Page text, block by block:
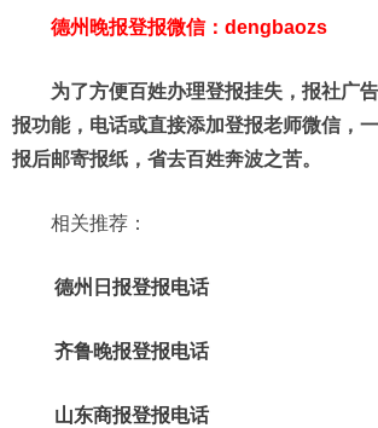
德州晚报登报微信：dengbaozs
为了方便百姓办理登报挂失，报社广
报功能，电话或直接添加登报老师微信，
报后邮寄报纸，省去百姓奔波之苦。
相关推荐：
德州日报登报电话
齐鲁晚报登报电话
山东商报登报电话